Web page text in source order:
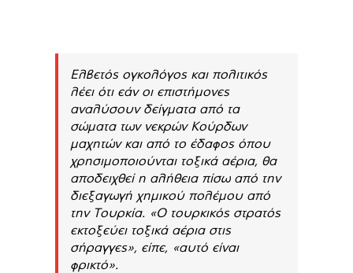
Ελβετός ογκολόγος και πολιτικός
λέει ότι εάν οι επιστήμονες
αναλύσουν δείγματα από τα
σώματα των νεκρών Κούρδων
μαχητών και από το έδαφος όπου
χρησιμοποιούνται τοξικά αέρια, θα
αποδειχθεί η αλήθεια πίσω από την
διεξαγωγή χημικού πολέμου από
την Τουρκία. «Ο τουρκικός στρατός
εκτοξεύει τοξικά αέρια στις
σήραγγες», είπε, «αυτό είναι
φρικτό».